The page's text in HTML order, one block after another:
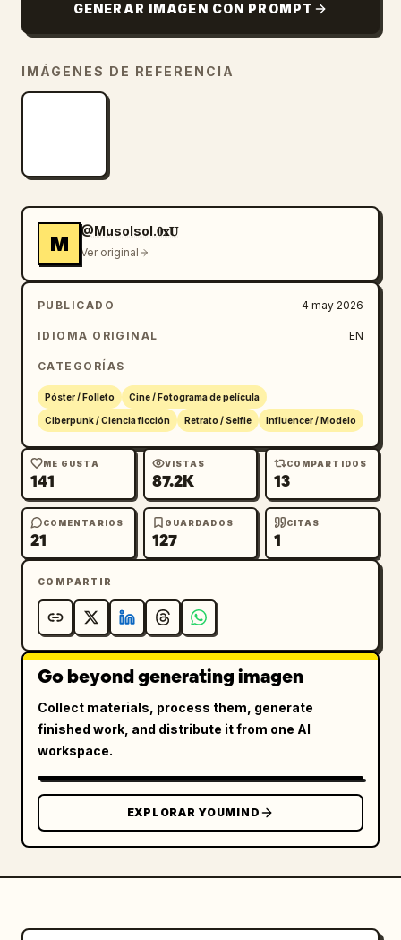
GENERAR IMAGEN CON PROMPT
IMÁGENES DE REFERENCIA
M
@Musolsol.𝟎𝐱𝐔
Ver original
PUBLICADO 4 may 2026
IDIOMA ORIGINAL EN
CATEGORÍAS
Póster / Folleto Cine / Fotograma de película
Ciberpunk / Ciencia ficción Retrato / Selfie Influencer / Modelo
ME GUSTA
141
VISTAS
87.2K
COMPARTIDOS
13
COMENTARIOS
21
GUARDADOS
127
CITAS
1
COMPARTIR
Go beyond generating imagen
Collect materials, process them, generate
finished work, and distribute it from one AI
workspace.
EXPLORAR YOUMIND